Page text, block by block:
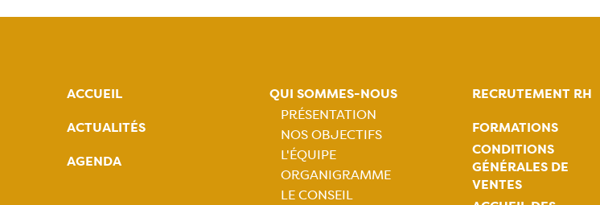
ACCUEIL
ACTUALITÉS
AGENDA
QUI SOMMES-NOUS
Navigation
principale
PRÉSENTATION
NOS OBJECTIFS
L'ÉQUIPE
ORGANIGRAMME
LE CONSEIL
RECRUTEMENT RH
FORMATIONS
CONDITIONS
GÉNÉRALES DE
VENTES